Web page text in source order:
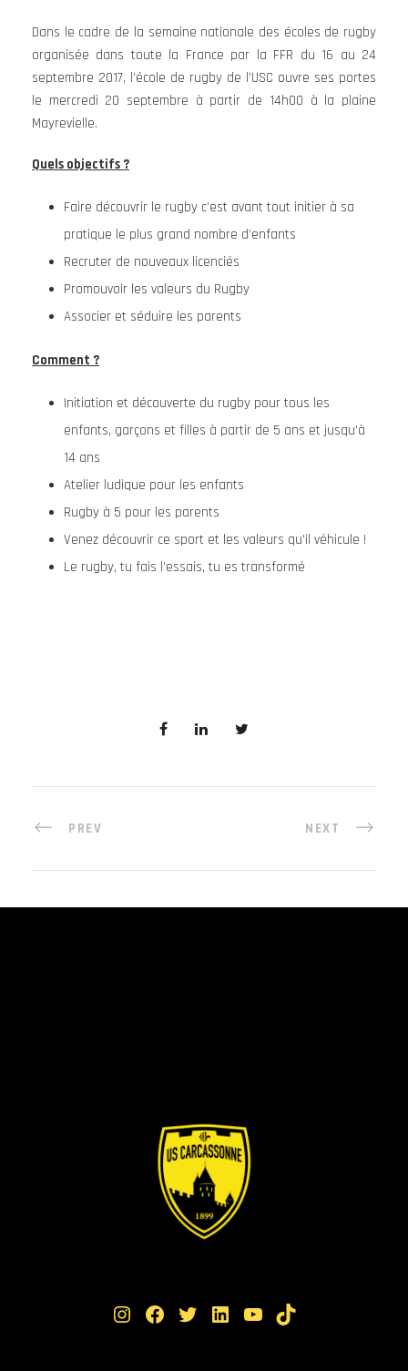
Dans le cadre de la semaine nationale des écoles de rugby
organisée dans toute la France par la FFR du 16 au 24
septembre 2017, l’école de rugby de l’USC ouvre ses portes
le mercredi 20 septembre à partir de 14h00 à la plaine
Mayrevielle.
Quels objectifs ?
Faire découvrir le rugby c’est avant tout initier à sa
pratique le plus grand nombre d’enfants
Recruter de nouveaux licenciés
Promouvoir les valeurs du Rugby
Associer et séduire les parents
Comment ?
Initiation et découverte du rugby pour tous les
enfants, garçons et filles à partir de 5 ans et jusqu’à
14 ans
Atelier ludique pour les enfants
Rugby à 5 pour les parents
Venez découvrir ce sport et les valeurs qu’il véhicule !
Le rugby, tu fais l’essais, tu es transformé
PREV NEXT
Instagram Facebook Twitter LinkedIn YouTube TikTok